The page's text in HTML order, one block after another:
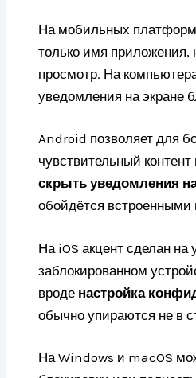
На мобильных
только имя приложения,
просмотр. На
уведомления на экране
Android позволяет для
чувствительный
скрыть уведомления
обойдётся встроенными
На iOS акцент сделан
заблокированном
вроде настройка
обычно упираются не в
На Windows и macOS